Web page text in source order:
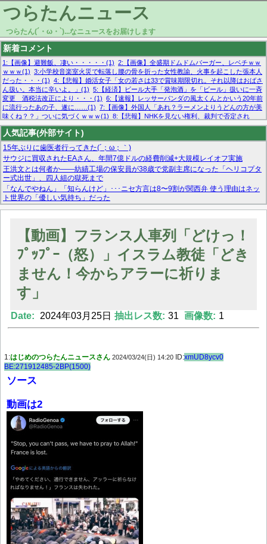
つらたんニュース
つらたん(´・ω・`)...なニュースをお届けします
新着コメント
1:【画像】避難飯、凄い・・・・・(1) 2:【画像】全盛期ドムドムバーガー、レベチｗｗ
ｗｗｗ(1) 3:小学校音楽室火災で転落し腰の骨を折った女性教諭、火事を起こした張本人
だった・・・(1) 4:【悲報】婚活女子「女の若さは33で賞味期限切れ。それ以降はおばさ
ん扱い。本当に辛いよ。」(1) 5:【経済】ビール大手「発泡酒」を「ビール」扱いに一斉
変更 酒税法改正により・・・(1) 6:【速報】レッサーパンダの風太くんとかいう20年前
に流行ったあの子、遂に……(1) 7:【画像】外国人「あれ？ラーメンよりうどんの方が美
味くね？？」ついに気づくｗｗｗ(1) 8:【悲報】NHKを見ない権利、裁判で否定され
る・・・(1) 9:欧州委員長「原発縮小は間違いでした」(1) 10:【悲報】日本企業の人手不
足、限界突破 52%「正社員も足りてません…」(1)
人気記事(外部サイト)
15年ぶりに歯医者行ってきた(´；ω；｀)
サウジに買収されたEAさん、年間7億ドルの経費削減+大規模レイオフ実施
王洪文とは何者か——紡績工場の保安員が38歳で党副主席になった「ヘリコプタ
ー式出世」、四人組の獄死まで
「なんでやねん」「知らんけど」･･･ニセ方言は8〜9割が関西弁 使う理由はネッ
ト世界の「優しい気持ち」だった
マーベル帝国、まさかの反省！？『サンダーボルツ』の高評価は本物か？ディズ
【モー娘。石田亜佑美】ファーストテイク出演も新規獲得ならず？北川莉央が1
【画像あり】FacebookとかTwitterで拾ったエロ画像貼ってくよ
Powered by livedoor 相互RSS
【動画】フランス人車列「どけっ！
ﾌﾟｯﾌﾟｰ（怒）」イスラム教徒「どき
ません！今からアラーに祈りま
す」
Date: 2024年03月25日 抽出レス数: 31 画像数: 1
1:はじめのつらたんニュースさん 2024/03/24(日) 14:20 ID:xmUD8ycv0
BE:271912485-2BP(1500)
ソース
動画は2